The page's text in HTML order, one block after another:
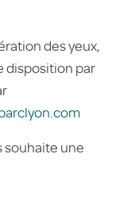
des yeux,
disposition par
souhaite une